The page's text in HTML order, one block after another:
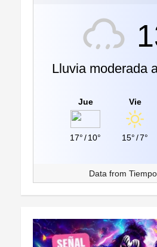
Lluvia moderada
Jue
17° /10°
Vie
15° /7°
Data from